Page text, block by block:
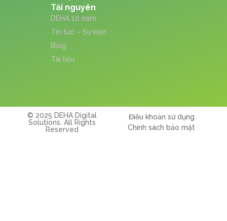
Tài nguyên
DEHA 10 năm
Tin tức – Sự kiện
Blog
Tài liệu
© 2025 DEHA Digital
Solutions. All Rights
Reserved
Điều khoản sử dụng
Chính sách bảo mật